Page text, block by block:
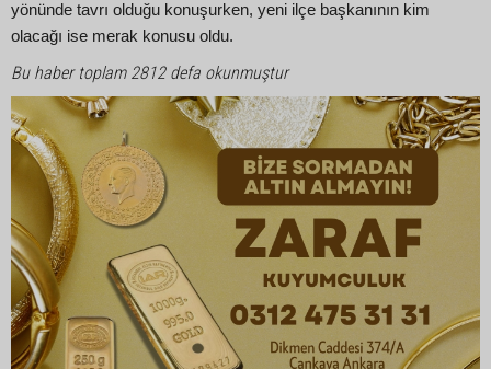
yönünde tavrı olduğu konuşurken, yeni ilçe başkanının kim
olacağı ise merak konusu oldu.
Bu haber toplam 2812 defa okunmuştur